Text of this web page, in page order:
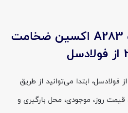
خرید ورق فابریک A283 اکسین ضخامت
ابتدا می‌توانید از طریق
با شماره 02174486، قیمت روز، موجودی، محل بارگیری و